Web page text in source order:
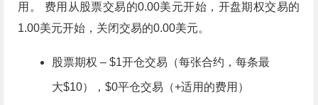
用。 费用从股票交易的0.00美元开始，开盘期权交易的
1.00美元开始，关闭交易的0.00美元。
股票期权 – $1开仓交易（每张合约，每条最
大$10），$0平仓交易（+适用的费用）